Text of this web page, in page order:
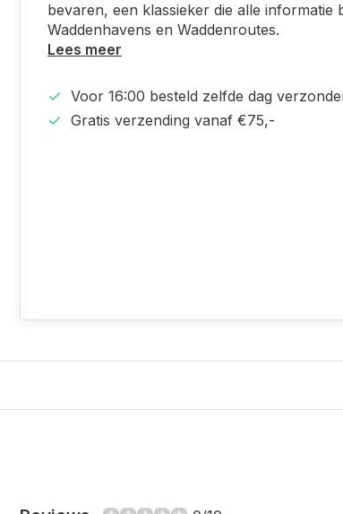
bevaren, een klassieker die alle informatie
Waddenhavens en Waddenroutes.
Lees meer
Voor 16:00 besteld zelfde dag
Gratis verzending vanaf €75,-